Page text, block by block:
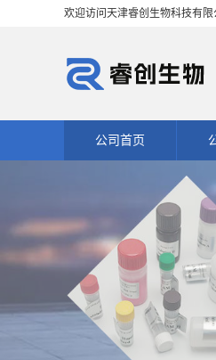
欢迎访问天津睿创生物科技有限
公司首页